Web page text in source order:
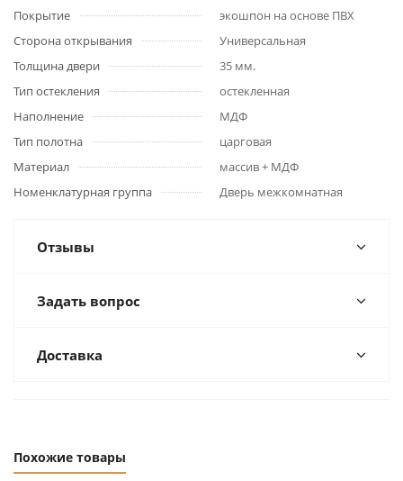
Покрытие
экошпон на основе ПВХ
Сторона открывания
Универсальная
Толщина двери
35 мм.
Тип остекления
остекленная
Наполнение
МДФ
Тип полотна
царговая
Материал
массив + МДФ
Номенклатурная группа
Дверь межкомнатная
Отзывы
Задать вопрос
Доставка
Похожие товары